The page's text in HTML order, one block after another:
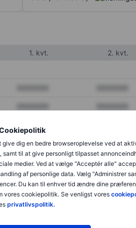
dig en bedre browseroplevelse ved at
til at give personligt tilpasset
medier. Ved at vælge "Acceptér alle"
af personlige data. Vælg "Administrer
Du kan til enhver tid ændre dine
cookiepolitik. Se venligst vores
privatlivspolitik.
1. kvt. 2. kvt.
XXXXXXX XXXXXXX
XXXXXXX